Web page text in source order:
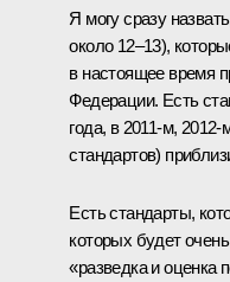
Я могу сразу
около 12–13),
в настоящее время
Федерации. Есть
года, в 2011-м, 2012-
стандартов)
Есть стандарты,
которых будет
«разведка и